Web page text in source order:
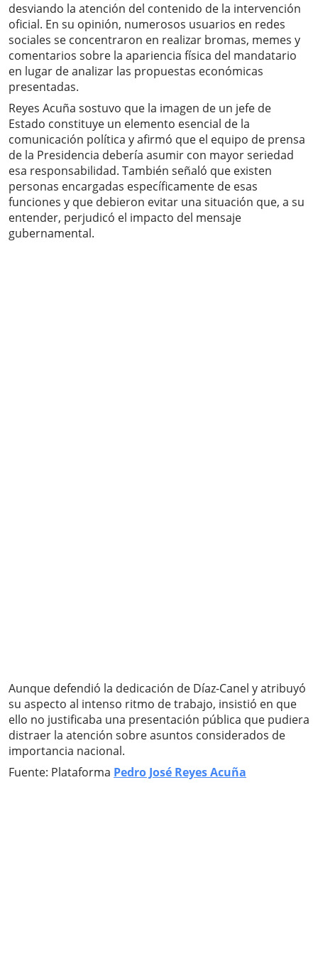
desviando la atención del contenido de la intervención
oficial. En su opinión, numerosos usuarios en redes
sociales se concentraron en realizar bromas, memes y
comentarios sobre la apariencia física del mandatario
en lugar de analizar las propuestas económicas
presentadas.
Reyes Acuña sostuvo que la imagen de un jefe de
Estado constituye un elemento esencial de la
comunicación política y afirmó que el equipo de prensa
de la Presidencia debería asumir con mayor seriedad
esa responsabilidad. También señaló que existen
personas encargadas específicamente de esas
funciones y que debieron evitar una situación que, a su
entender, perjudicó el impacto del mensaje
gubernamental.
Aunque defendió la dedicación de Díaz-Canel y atribuyó
su aspecto al intenso ritmo de trabajo, insistió en que
ello no justificaba una presentación pública que pudiera
distraer la atención sobre asuntos considerados de
importancia nacional.
Fuente: Plataforma Pedro José Reyes Acuña